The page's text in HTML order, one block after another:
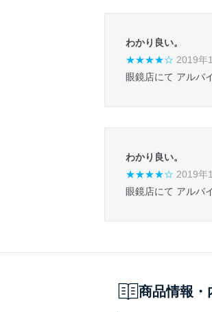
わかり良い。
★★★★☆ 2019年
眼鏡店にて アルバ
わかり良い。
★★★★☆ 2019年
眼鏡店にて アルバ
商品情報・